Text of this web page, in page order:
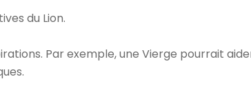
du Lion.
Par exemple, une Vierge pourrait